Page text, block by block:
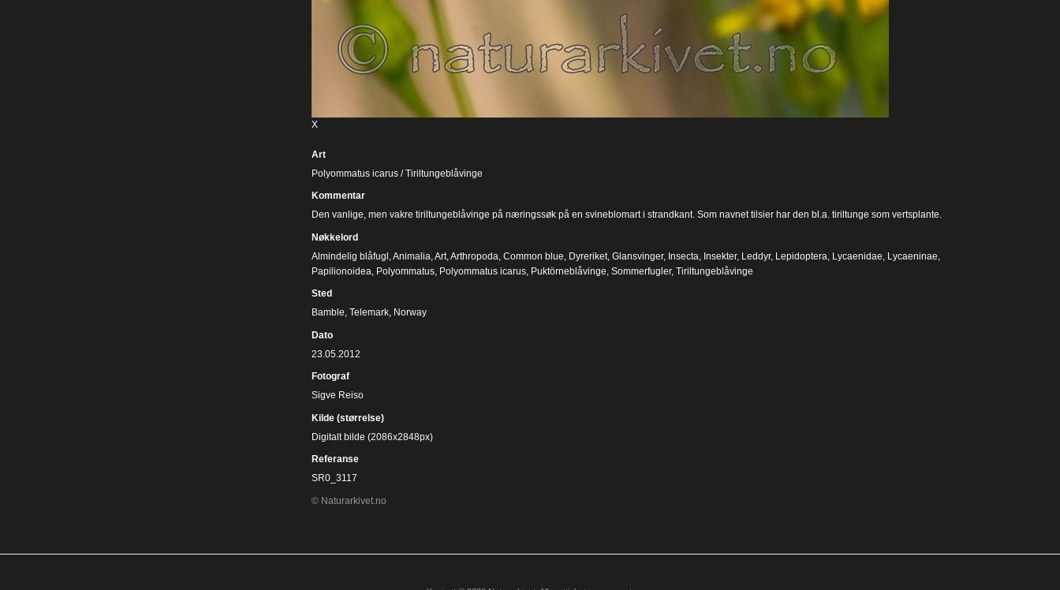
X
Art
Polyommatus icarus / Tiriltungeblåvinge
Kommentar
Den vanlige, men vakre tiriltungeblåvinge på næringssøk på en svineblomart i strandkant. Som navnet tilsier har den bl.a. tiriltunge som vertsplante.
Nøkkelord
Almindelig blåfugl Animalia Art, Arthropoda Common blue Dyreriket, Glansvinger, Insecta Insekter, Leddyr, Lepidoptera Lycaenidae Lycaeninae
Papilionoidea Polyommatus, Polyommatus icarus, Puktörneblåvinge Sommerfugler, Tiriltungeblåvinge
Sted
Bamble, Telemark, Norway
Dato
23.05.2012
Fotograf
Sigve Reiso
Kilde (størrelse)
Digitalt bilde (2086x2848px)
Referanse
SR0_3117
© Naturarkivet.no